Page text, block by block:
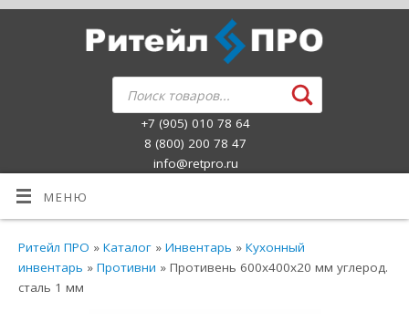
+7 (905) 010 78 64
8 (800) 200 78 47
info@retpro.ru
МЕНЮ
Ритейл ПРО »Каталог »Инвентарь »Кухонный
инвентарь »Противни » Противень 600х400х20 мм углерод.
сталь 1 мм